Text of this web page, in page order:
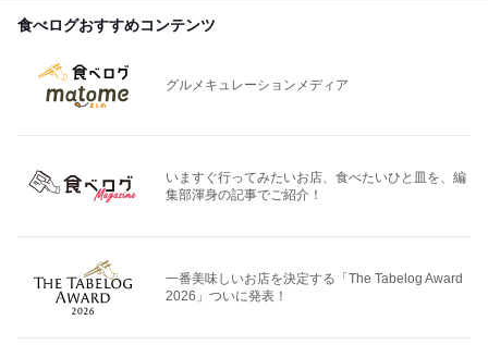
食べログおすすめコンテンツ
グルメキュレーションメディア
いますぐ行ってみたいお店、食べたいひと皿を、編
集部渾身の記事でご紹介！
一番美味しいお店を決定する「The Tabelog Award
2026」ついに発表！